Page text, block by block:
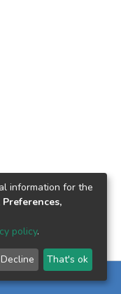
information for the
policy.
Decline That's ok